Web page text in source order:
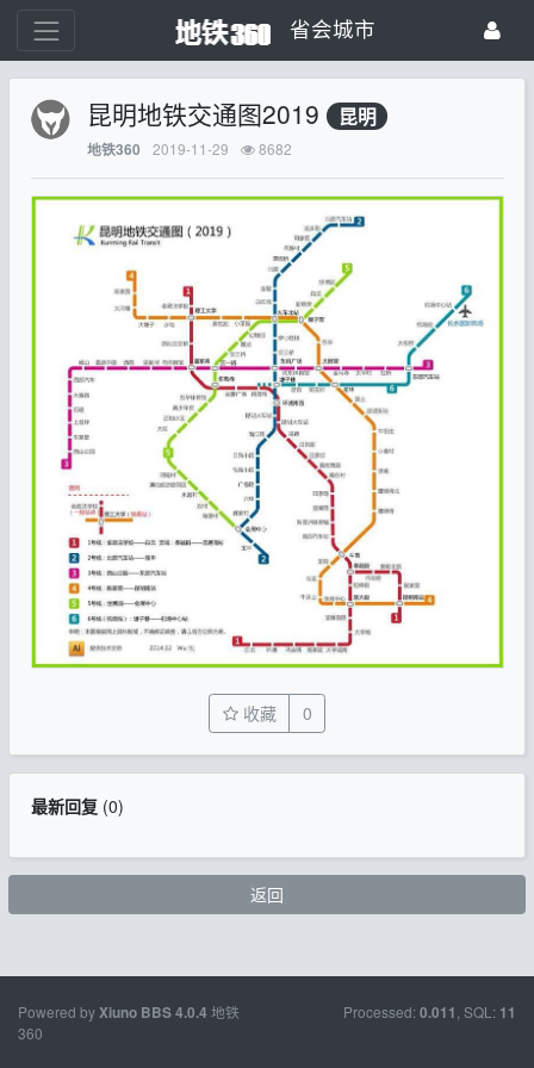
省会城市
昆明地铁交通图2019 昆明
地铁360 2019-11-29 8682
收藏 0
最新回复(0)
返回
Powered byXiuno BBS4.0.4 地铁
360
Processed: 0.011 , SQL: 11